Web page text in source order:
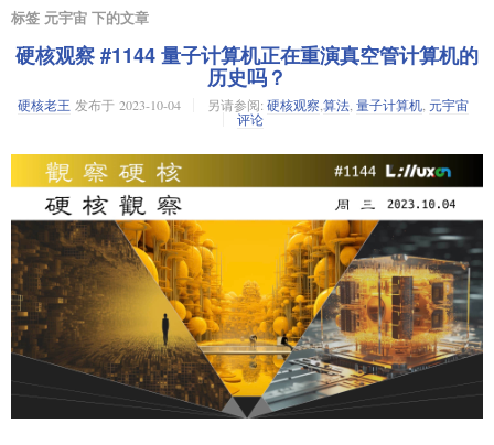
标签 元宇宙 下的文章
硬核观察 #1144 量子计算机正在重演真空管计算机的
历史吗？
硬核老王 发布于 2023-10-04 另请参阅: 硬核观察 算法, 量子计算机, 元宇宙
评论